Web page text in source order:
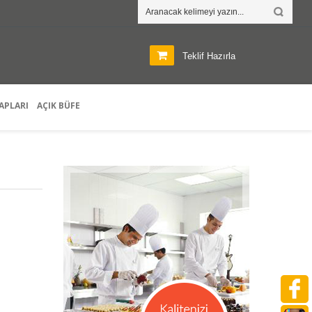
Teklif Hazırla
AÇIK BÜFE